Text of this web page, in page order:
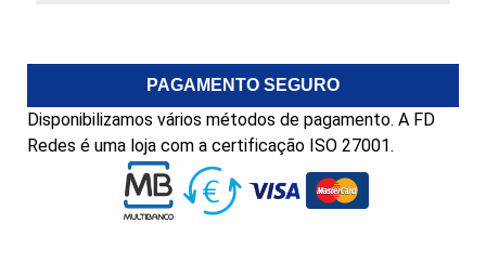
PAGAMENTO SEGURO
Disponibilizamos vários métodos de pagamento. A FD
Redes é uma loja com a certificação ISO 27001.